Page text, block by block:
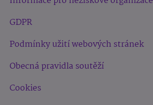
GDPR
Podmínky užití webových stránek
Obecná pravidla soutěží
Cookies